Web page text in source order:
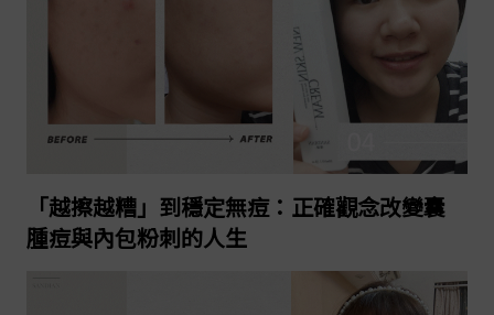
2023-07-20
「越擦越糟」到穩定無痘：正確觀念改變囊
腫痘與內包粉刺的人生